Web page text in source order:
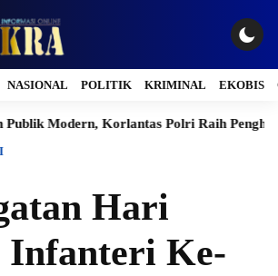
NASIONAL POLITIK KRIMINAL EKOBIS
Korlantas Polri Raih Penghargaan
Hari
Infanteri Ke-